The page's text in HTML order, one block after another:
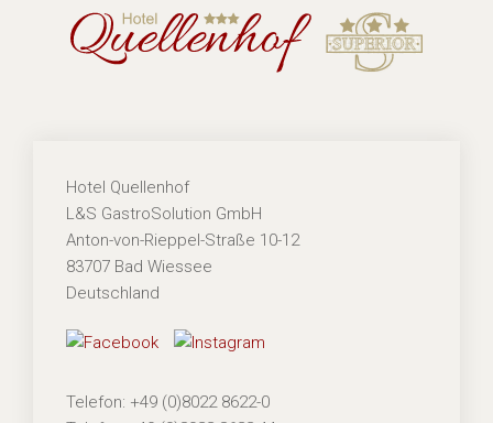
Hotel Quellenhof
L&S GastroSolution GmbH
Anton-von-Rieppel-Straße 10-12
83707 Bad Wiessee
Deutschland
Telefon: +49 (0)8022 8622-0